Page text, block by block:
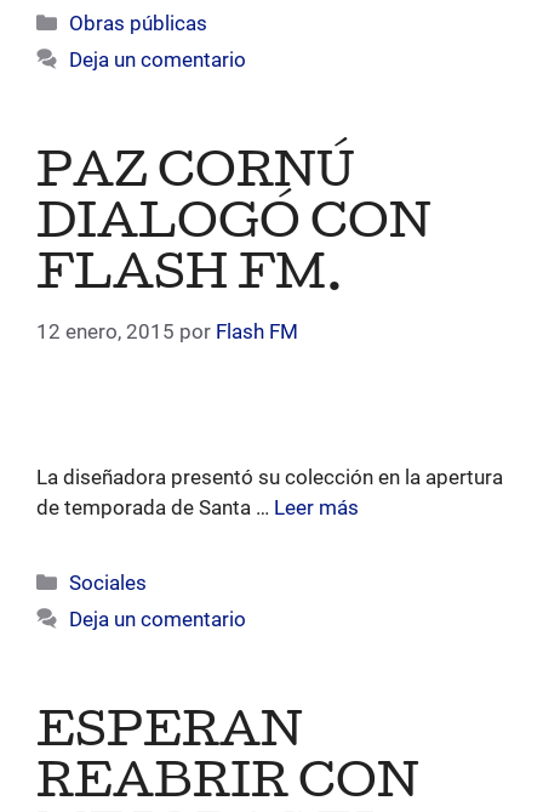
Categorías
Obras públicas
Deja un comentario
PAZ CORNÚ
DIALOGÓ CON
FLASH FM.
12 enero, 2015 por Flash FM
La diseñadora presentó su colección en la apertura
de temporada de Santa … Leer más
Categorías
Sociales
Deja un comentario
ESPERAN
REABRIR CON